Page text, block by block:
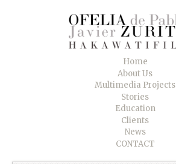
Home
About Us
Multimedia Projects
Stories
Education
Clients
News
CONTACT